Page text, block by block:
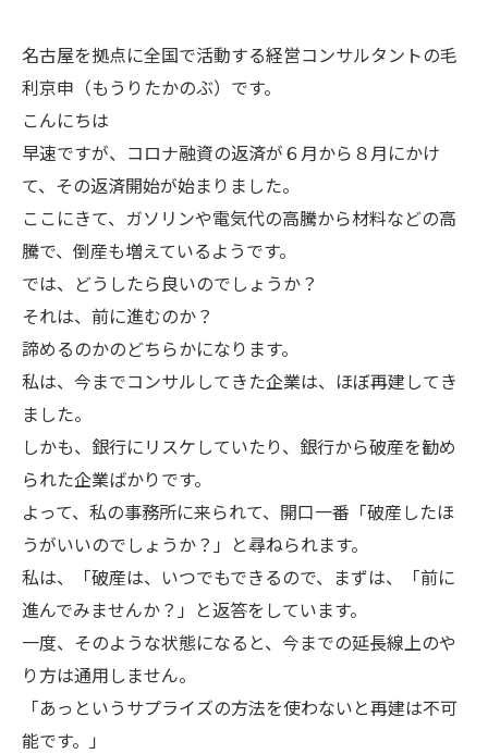
名古屋を拠点に全国で活動する経営コンサルタントの毛
利京申（もうりたかのぶ）です。
こんにちは
早速ですが、コロナ融資の返済が６月から８月にかけ
て、その返済開始が始まりました。
ここにきて、ガソリンや電気代の高騰から材料などの高
騰で、倒産も増えているようです。
では、どうしたら良いのでしょうか？
それは、前に進むのか？
諦めるのかのどちらかになります。
私は、今までコンサルしてきた企業は、ほぼ再建してき
ました。
しかも、銀行にリスケしていたり、銀行から破産を勧め
られた企業ばかりです。
よって、私の事務所に来られて、開口一番「破産したほ
うがいいのでしょうか？」と尋ねられます。
私は、「破産は、いつでもできるので、まずは、「前に
進んでみませんか？」と返答をしています。
一度、そのような状態になると、今までの延長線上のや
り方は通用しません。
「あっというサプライズの方法を使わないと再建は不可
能です。」